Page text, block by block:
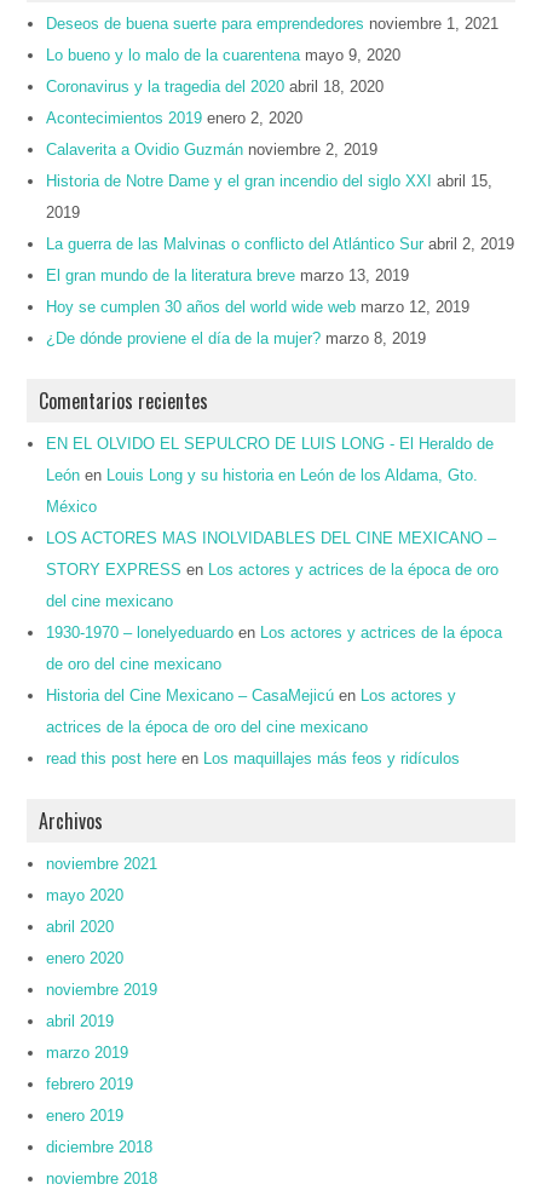
Deseos de buena suerte para emprendedores noviembre 1, 2021
Lo bueno y lo malo de la cuarentena mayo 9, 2020
Coronavirus y la tragedia del 2020 abril 18, 2020
Acontecimientos 2019 enero 2, 2020
Calaverita a Ovidio Guzmán noviembre 2, 2019
Historia de Notre Dame y el gran incendio del siglo XXI
abril 15,
2019
La guerra de las Malvinas o conflicto del Atlántico Sur abril 2, 2019
El gran mundo de la literatura breve marzo 13, 2019
Hoy se cumplen 30 años del world wide web marzo 12, 2019
¿De dónde proviene el día de la mujer? marzo 8, 2019
Comentarios recientes
EN EL OLVIDO EL SEPULCRO DE LUIS LONG - El Heraldo de
León en
Louis Long y su historia en León de los Aldama, Gto.
México
LOS ACTORES MAS INOLVIDABLES DEL CINE MEXICANO –
STORY EXPRESS en
Los actores y actrices de la época de oro
del cine mexicano
1930-1970 – lonelyeduardo en
Los actores y actrices de la época
de oro del cine mexicano
Historia del Cine Mexicano – CasaMejicú en
Los actores y
actrices de la época de oro del cine mexicano
read this post here en Los maquillajes más feos y ridículos
Archivos
noviembre 2021
mayo 2020
abril 2020
enero 2020
noviembre 2019
abril 2019
marzo 2019
febrero 2019
enero 2019
diciembre 2018
noviembre 2018